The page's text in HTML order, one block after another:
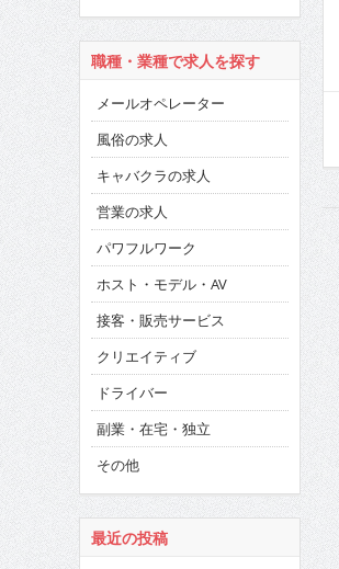
職種・業種で求人を探す
メールオペレーター
風俗の求人
キャバクラの求人
営業の求人
パワフルワーク
ホスト・モデル・AV
接客・販売サービス
クリエイティブ
ドライバー
副業・在宅・独立
その他
最近の投稿